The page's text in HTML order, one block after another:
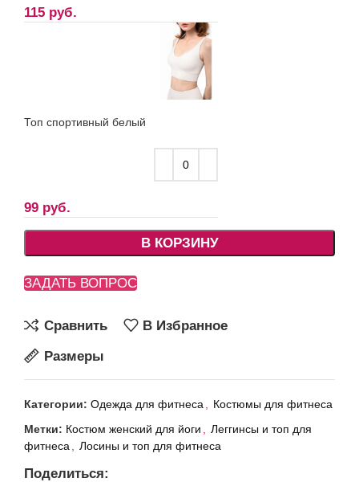
115 руб.
Топ спортивный белый
99 руб.
В КОРЗИНУ
ЗАДАТЬ ВОПРОС
Сравнить
В Избранное
Размеры
Категории: Одежда для фитнеса , Костюмы для фитнеса
Метки: Костюм женский для йоги , Леггинсы и топ для
фитнеса , Лосины и топ для фитнеса
Поделиться: